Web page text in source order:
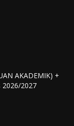
AKADEMIK) +
2026/2027